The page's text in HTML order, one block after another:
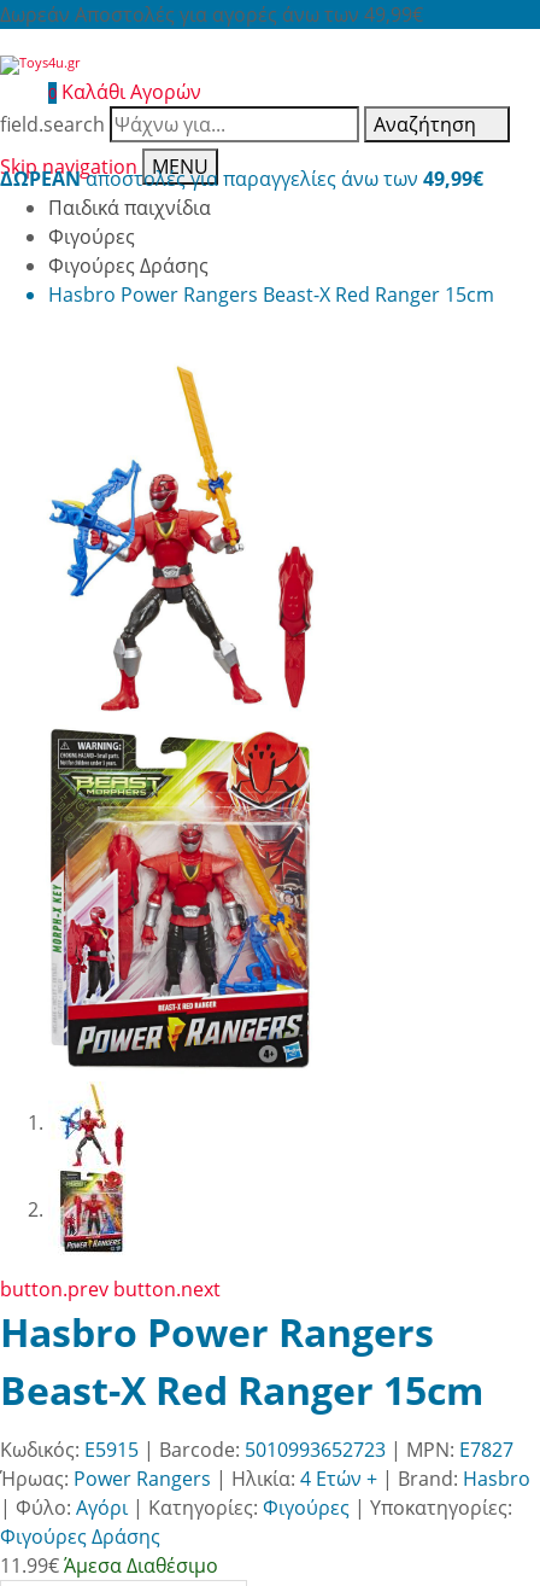
Δωρεάν Αποστολές για αγορές άνω των 49,99€
0 Καλάθι Αγορών
field.search
Αναζήτηση
Skip navigation
MENU
ΔΩΡΕΑΝαποστολές για παραγγελίες άνω των 49,99€
Παιδικά παιχνίδια
Φιγούρες
Φιγούρες Δράσης
Hasbro Power Rangers Beast-X Red Ranger 15cm
button.prev button.next
Hasbro Power Rangers
Beast-X Red Ranger 15cm
Κωδικός: E5915 | Barcode: 5010993652723 | MPN: E7827
Ήρωας: Power Rangers | Ηλικία: 4 Ετών + | Brand: Hasbro
| Φύλο: Αγόρι| Κατηγορίες: Φιγούρες | Υποκατηγορίες:
Φιγούρες Δράσης
11.99€Άμεσα Διαθέσιμο